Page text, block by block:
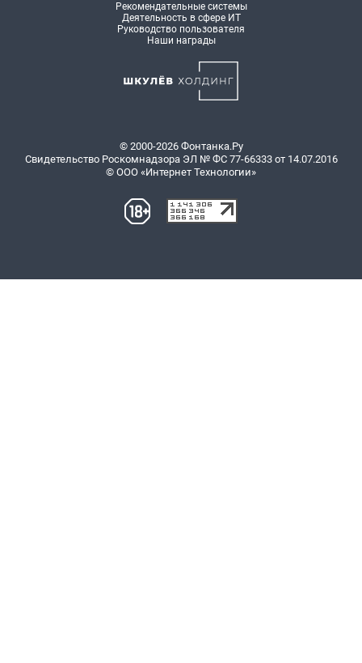
Рекомендательные системы
Деятельность в сфере ИТ
Руководство пользователя
Наши награды
© 2000-2026 Фонтанка.Ру
Свидетельство Роскомнадзора ЭЛ № ФС 77-66333 от 14.07.2016
© ООО «Интернет Технологии»